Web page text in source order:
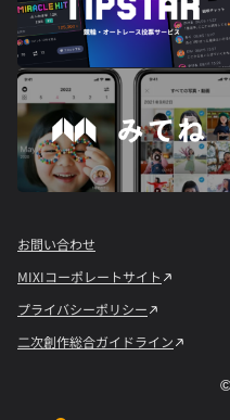
お問い合わせ
MIXIコーポレートサイト
プライバシーポリシー
二次創作総合ガイドライン